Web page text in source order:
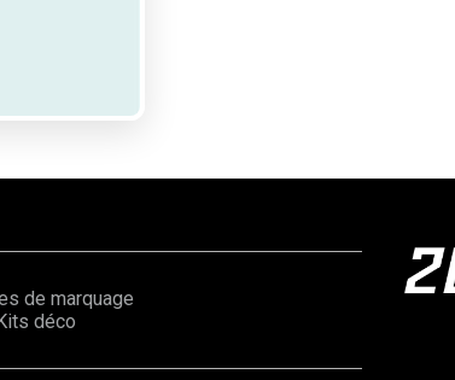
de marquage
déco